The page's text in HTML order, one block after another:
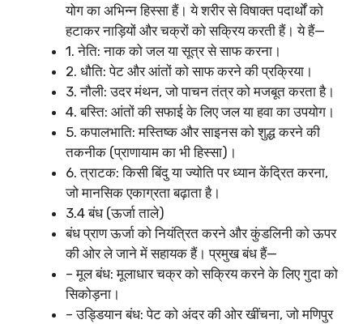
योग का अभिन्न हिस्सा हैं। ये शरीर से विषाक्त पदार्थों को
हटाकर नाड़ियों और चक्रों को सक्रिय करती हैं। ये हैं—
1. नेति: नाक को जल या सूत्र से साफ करना।
2. धौति: पेट और आंतों को साफ करने की प्रक्रिया।
3. नौली: उदर मंथन, जो पाचन तंत्र को मजबूत करता है।
4. बस्ति: आंतों की सफाई के लिए जल या हवा का उपयोग।
5. कपालभाति: मस्तिष्क और साइनस को शुद्ध करने की
तकनीक (प्राणायाम का भी हिस्सा)।
6. त्राटक: किसी बिंदु या ज्योति पर ध्यान केंद्रित करना,
जो मानसिक एकाग्रता बढ़ाता है।
3.4 बंध (ऊर्जा ताले)
बंध प्राण ऊर्जा को नियंत्रित करने और कुंडलिनी को ऊपर
की ओर ले जाने में सहायक हैं। प्रमुख बंध हैं—
– मूल बंध: मूलाधार चक्र को सक्रिय करने के लिए गुदा को
सिकोड़ना।
– उड्डियान बंध: पेट को अंदर की ओर खींचना, जो मणिपुर